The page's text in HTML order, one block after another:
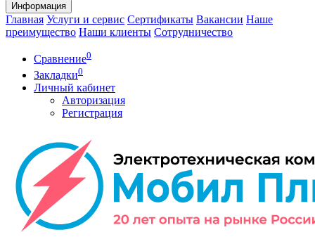
Информация
Главная Услуги и сервис Сертификаты Вакансии Наше
преимущество Наши клиенты Сотрудничество
Сравнение0
Закладки0
Личный кабинет
Авторизация
Регистрация